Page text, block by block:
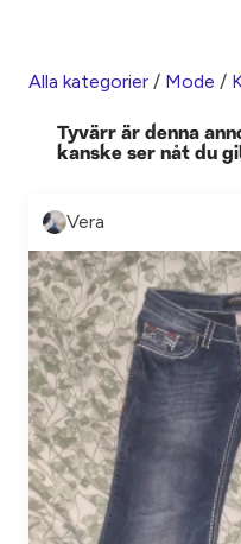
Alla kategorier / Mode /
Tyvärr är denna
kanske ser nåt du
Vera